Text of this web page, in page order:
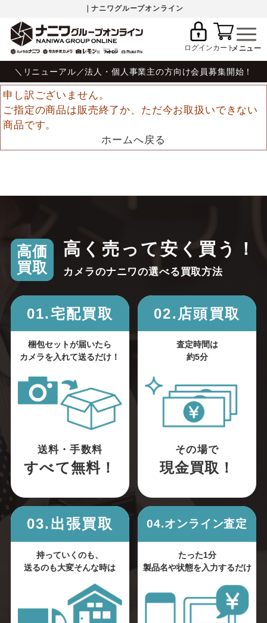
｜ナニワグループオンライン
ログインカート
＼リニューアル／法人・個人事業主の方向け会員募集開始！
申し訳ございません。
ご指定の商品は販売終了か、ただ今お取扱いできない
商品です。
ホームへ戻る
高価
買取
高く売って安く買う！
カメラのナニワの選べる買取方法
01.宅配買取
梱包セットが届いたら
カメラを入れて送るだけ！
送料・手数料
すべて無料！
02.店頭買取
査定時間は
約5分
その場で
現金買取！
03.出張買取
持っていくのも、
送るのも大変そんな時は
04.オンライン査定
たった1分
製品名や状態を入力するだけ